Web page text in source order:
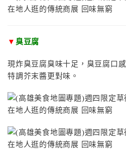
▼ 臭豆腐
現炸臭豆腐臭味十足，臭豆腐口
特調芥末醬更對味。